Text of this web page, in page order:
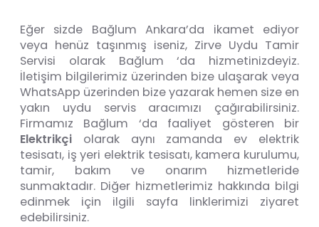
Eğer sizde Bağlum Ankara’da ikamet ediyor
veya henüz taşınmış iseniz, Zirve Uydu Tamir
Servisi olarak Bağlum ‘da hizmetinizdeyiz.
İletişim bilgilerimiz üzerinden bize ulaşarak veya
WhatsApp üzerinden bize yazarak hemen size en
yakın uydu servis aracımızı çağırabilirsiniz.
Firmamız Bağlum ‘da faaliyet gösteren bir
Elektrikçi olarak aynı zamanda ev elektrik
tesisatı, iş yeri elektrik tesisatı, kamera kurulumu,
tamir, bakım ve onarım hizmetleride
sunmaktadır. Diğer hizmetlerimiz hakkında bilgi
edinmek için ilgili sayfa linklerimizi ziyaret
edebilirsiniz.